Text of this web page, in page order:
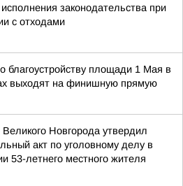
исполнения законодательства при
с отходами
благоустройству площади 1 Мая в
выходят на финишную прямую
Великого Новгорода утвердил
акт по уголовному делу в
53-летнего местного жителя